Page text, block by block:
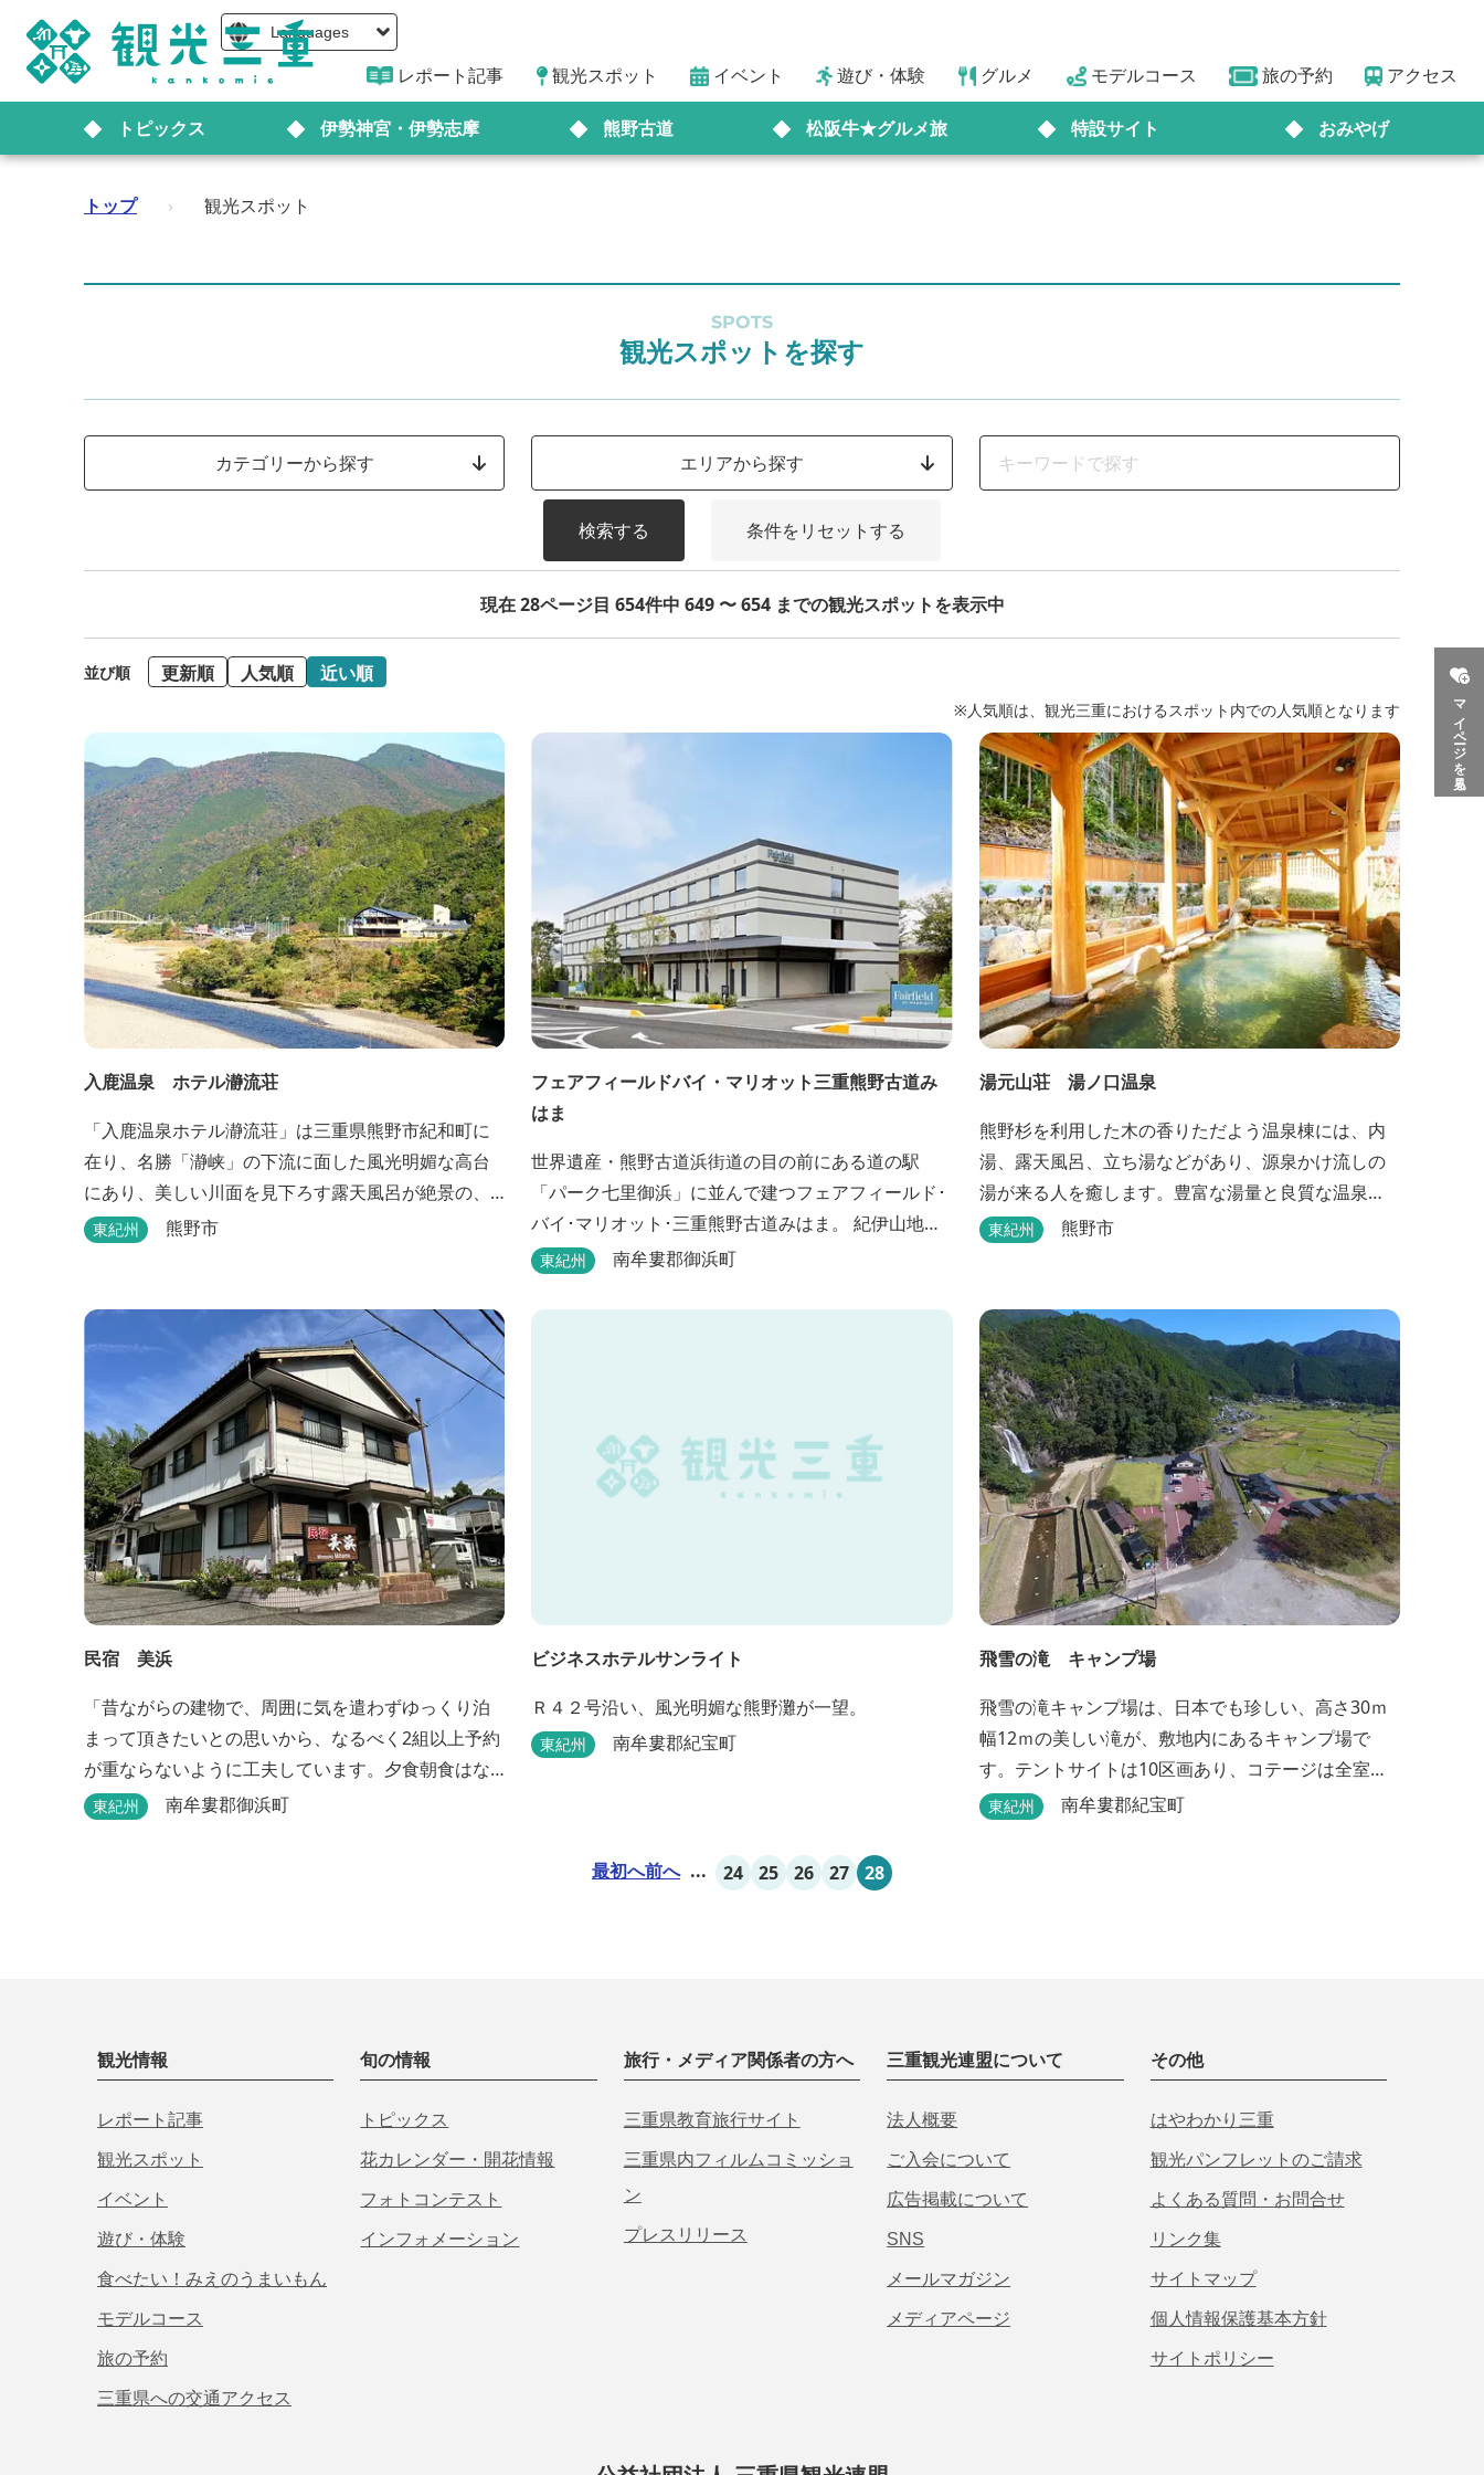
Languages
レポート記事 観光スポット イベント 遊び・体験 グルメ モデルコース 旅の予約 アクセス
トピックス 伊勢神宮・伊勢志摩 熊野古道 松阪牛★グルメ旅 特設サイト おみやげ
マイページを見る
トップ › 観光スポット
SPOTS
観光スポットを探す
カテゴリーから探す エリアから探す
検索する 条件をリセットする
現在 28ページ目 654件中 649 〜 654 までの観光スポットを表示中
並び順 更新順 人気順 近い順
※人気順は、観光三重におけるスポット内での人気順となります
入鹿温泉 ホテル瀞流荘
「入鹿温泉ホテル瀞流荘」は三重県熊野市紀和町に
在り、名勝「瀞峡」の下流に面した風光明媚な高台
にあり、美しい川面を見下ろす露天風呂が絶景の、
静かにゆっくりとお過ごしいただくことができる温
（熊野三山）、玉置神社が近くに点在し、和歌山・
奈良の遺産や名所からも近いことから観光アクセス
には大変便利な立地と...
東紀州 熊野市
フェアフィールドバイ・マリオット三重熊野古道み
はま
世界遺産・熊野古道浜街道の目の前にある道の駅
「パーク七里御浜」に並んで建つフェアフィールド･
バイ･マリオット･三重熊野古道みはま。 紀伊山地を
背に雄大な熊野灘を望み、渚百選に選ばれた七里御
て暖かで過ごしやすく、季節を通じて穫れる数々の
東紀州 南牟婁郡御浜町
湯元山荘 湯ノ口温泉
熊野杉を利用した木の香りただよう温泉棟には、内
湯、露天風呂、立ち湯などがあり、源泉かけ流しの
湯が来る人を癒します。豊富な湯量と良質な温泉
で、日帰り入浴はもちろん、バンガローやロッジな
東紀州 熊野市
民宿 美浜
「昔ながらの建物で、周囲に気を遣わずゆっくり泊
まって頂きたいとの思いから、なるべく2組以上予約
が重ならないように工夫しています。夕食朝食はな
るべく、地元のものを使って、仕事などで連泊の方
東紀州 南牟婁郡御浜町
ビジネスホテルサンライト
Ｒ４２号沿い、風光明媚な熊野灘が一望。
東紀州 南牟婁郡紀宝町
飛雪の滝 キャンプ場
飛雪の滝キャンプ場は、日本でも珍しい、高さ30ｍ
幅12ｍの美しい滝が、敷地内にあるキャンプ場で
す。テントサイトは10区画あり、コテージは全室で8
棟あります。近年は滝つぼを水風呂にしたサウナが
東紀州 南牟婁郡紀宝町
最初へ前へ ... 24 25 26 27 28
観光情報
レポート記事
観光スポット
イベント
遊び・体験
食べたい！みえのうまいもん
モデルコース
旅の予約
三重県への交通アクセス
旬の情報
トピックス
花カレンダー・開花情報
フォトコンテスト
インフォメーション
旅行・メディア関係者の方へ
三重県教育旅行サイト
三重県内フィルムコミッショ
ン
プレスリリース
三重観光連盟について
法人概要
ご入会について
広告掲載について
SNS
メールマガジン
メディアページ
その他
はやわかり三重
観光パンフレットのご請求
よくある質問・お問合せ
リンク集
サイトマップ
個人情報保護基本方針
サイトポリシー